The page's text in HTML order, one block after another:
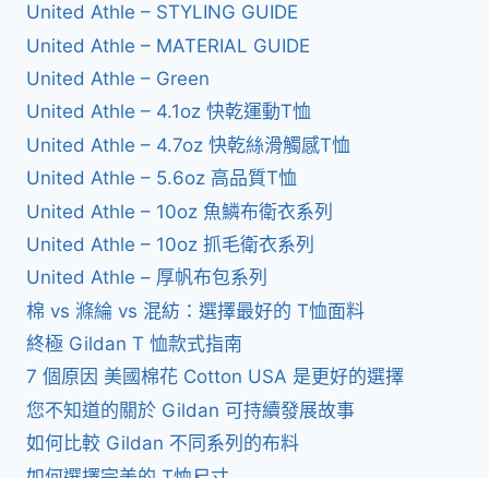
United Athle – STYLING GUIDE
United Athle – MATERIAL GUIDE
United Athle – Green
United Athle – 4.1oz 快乾運動T恤
United Athle – 4.7oz 快乾絲滑觸感T恤
United Athle – 5.6oz 高品質T恤
United Athle – 10oz 魚鱗布衛衣系列
United Athle – 10oz 抓毛衛衣系列
United Athle – 厚帆布包系列
棉 vs 滌綸 vs 混紡：選擇最好的 T恤面料
終極 Gildan T 恤款式指南
7 個原因 美國棉花 Cotton USA 是更好的選擇
您不知道的關於 Gildan 可持續發展故事
如何比較 Gildan 不同系列的布料